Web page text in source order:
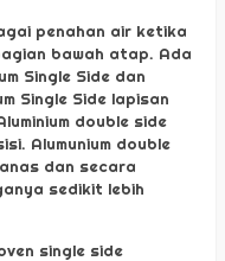
penahan air ketika
bawah atap. Ada
Single Side dan
Single Side lapisan
double side
Alumunium double
dan secara
sedikit lebih
single side